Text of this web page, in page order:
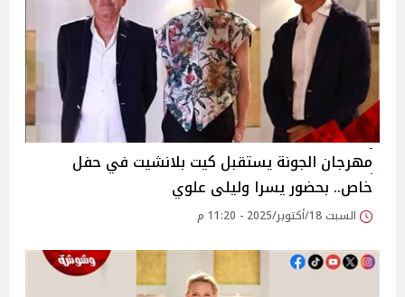
مهرجان الجونة يستقبل كيت بلانشيت في حفل
خاص.. بحضور يسرا وليلى علوي
السبت 18/أكتوبر/2025 - 11:20 م